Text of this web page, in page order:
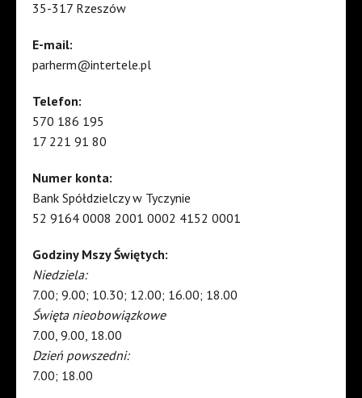
35-317 Rzeszów
E-mail:
parherm@intertele.pl
Telefon:
570 186 195
17 221 91 80
Numer konta:
Bank Spółdzielczy w Tyczynie
52 9164 0008 2001 0002 4152 0001
Godziny Mszy Świętych:
Niedziela:
7.00; 9.00; 10.30; 12.00; 16.00; 18.00
Święta nieobowiązkowe
7.00, 9.00, 18.00
Dzień powszedni:
7.00; 18.00